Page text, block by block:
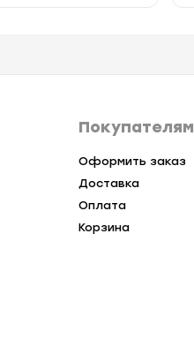
Покупателям
Оформить заказ
Доставка
Оплата
Корзина